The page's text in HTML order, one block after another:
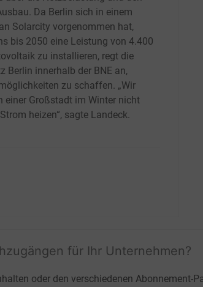
Da Berlin sich in einem
Solarcity vorgenommen hat,
bis 2050 eine Leistung von 4.400
zu installieren, regt die
Berlin innerhalb der BNE an,
zu schaffen. „Wir
einer Großstadt im Winter nicht
heizen“, sagte Landeck.
für Ihr Unternehmen?
oder den verschiedenen Abonnement-